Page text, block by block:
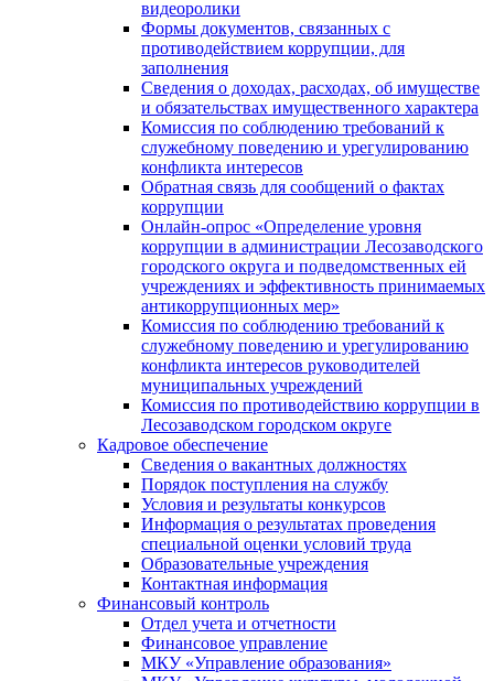
видеоролики
Формы документов, связанных с
противодействием коррупции, для
заполнения
Сведения о доходах, расходах, об имуществе
и обязательствах имущественного характера
Комиссия по соблюдению требований к
служебному поведению и урегулированию
конфликта интересов
Обратная связь для сообщений о фактах
коррупции
Онлайн-опрос «Определение уровня
коррупции в администрации Лесозаводского
городского округа и подведомственных ей
учреждениях и эффективность принимаемых
антикоррупционных мер»
Комиссия по соблюдению требований к
служебному поведению и урегулированию
конфликта интересов руководителей
муниципальных учреждений
Комиссия по противодействию коррупции в
Лесозаводском городском округе
Кадровое обеспечение
Сведения о вакантных должностях
Порядок поступления на службу
Условия и результаты конкурсов
Информация о результатах проведения
специальной оценки условий труда
Образовательные учреждения
Контактная информация
Финансовый контроль
Отдел учета и отчетности
Финансовое управление
МКУ «Управление образования»